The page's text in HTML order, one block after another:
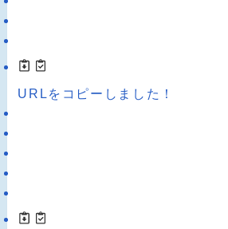
URLをコピーしました！